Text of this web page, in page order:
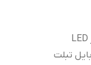
تبلت